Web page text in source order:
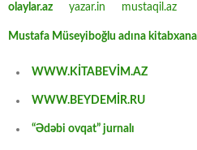
olaylar.az yazar.in mustaqil.az
Mustafa Müseyiboğlu adına kitabxana
WWW.KİTABEVİM.AZ
WWW.BEYDEMİR.RU
“Ədəbi ovqat” jurnalı